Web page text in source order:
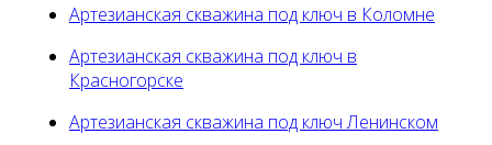
Артезианская скважина под ключ в Коломне
Артезианская скважина под ключ в
Красногорске
Артезианская скважина под ключ Ленинском